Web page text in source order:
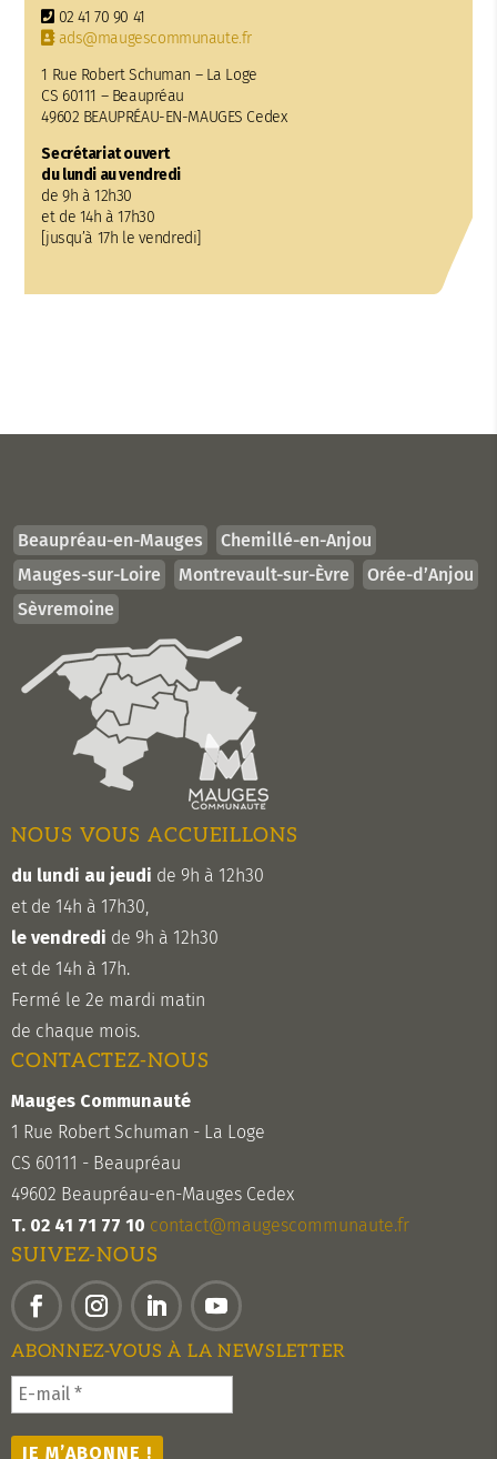
02 41 70 90 41
ads@maugescommunaute.fr
1 Rue Robert Schuman – La Loge
CS 60111 – Beaupréau
49602 BEAUPRÉAU-EN-MAUGES Cedex
Secrétariat ouvert
du lundi au vendredi
de 9h à 12h30
et de 14h à 17h30
[jusqu’à 17h le vendredi]
Beaupréau-en-Mauges
Chemillé-en-Anjou
Mauges-sur-Loire
Montrevault-sur-Èvre
Orée-d’Anjou
Sèvremoine
NOUS VOUS ACCUEILLONS
du lundi au jeudi de 9h à 12h30
et de 14h à 17h30,
le vendredi de 9h à 12h30
et de 14h à 17h.
Fermé le 2e mardi matin
de chaque mois.
CONTACTEZ-NOUS
Mauges Communauté
1 Rue Robert Schuman - La Loge
CS 60111 - Beaupréau
49602 Beaupréau-en-Mauges Cedex
T. 02 41 71 77 10 contact@maugescommunaute.fr
SUIVEZ-NOUS
FacebookInstagramLinkedInYouTube
ABONNEZ-VOUS À LA NEWSLETTER